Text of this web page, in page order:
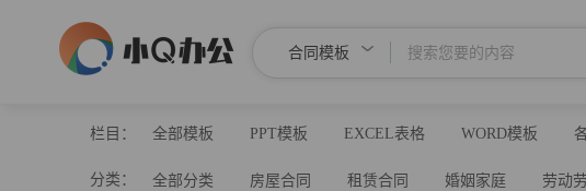
合同模板
栏目： 全部模板 PPT模板 EXCEL表格 WORD模板
分类： 全部分类 房屋合同 租赁合同 婚姻家庭 劳动